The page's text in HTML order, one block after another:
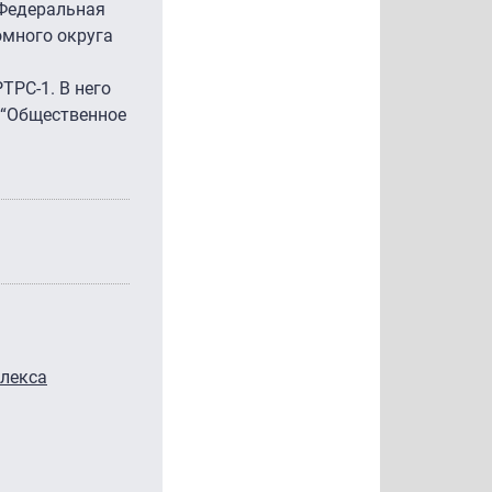
округа
1. В него
“Общественное